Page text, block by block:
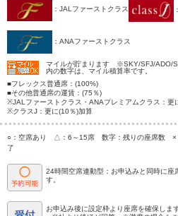
：JALファーストクラス
：ANAファーストクラス
マイルが貯まります ※SKY/SFJ/ADO/
内の数字は、マイル積算率です。
■フレックス普通席：(100%)
■その他普通席の運賃：(75％)
※JALファーストクラス・ANAプレミアムクラス：更
※クラスJ：更に(10％)加算
○：空席あり △：6～15席 数字：残りの座席数 ×
了
24時間空席連動型：お申込みと同時に座
す。
お申込み後に設定枠より座席を確保します